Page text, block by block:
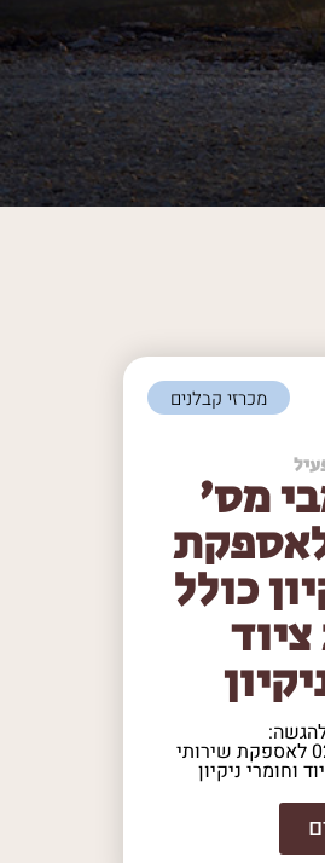
מכרזי קבלנים
מס'
2026 לאספקת
כולל
מכרז פומבי מס' 02/2026 לאספקת שירותי
וחומרי ניקיון